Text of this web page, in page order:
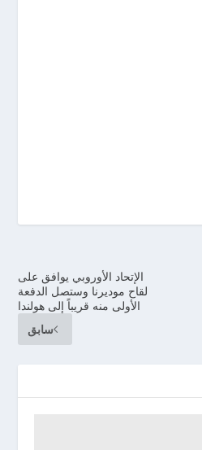
الإتحاد الأوروبي يوافق على
لقاح موديرنا وستصل الدفعة
الأولى منه قريباً إلى هولندا
سابق